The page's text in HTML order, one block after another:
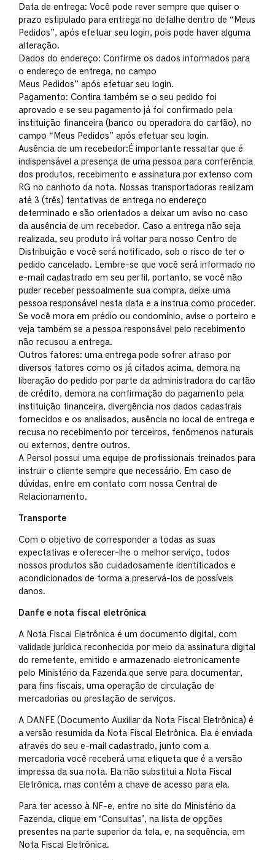
Data de entrega: Você pode rever sempre que quiser o
prazo estipulado para entrega no detalhe dentro de “Meus
Pedidos”, após efetuar seu login, pois pode haver alguma
alteração.
Dados do endereço: Confirme os dados informados para
o endereço de entrega, no campo
Meus Pedidos” após efetuar seu login.
Pagamento: Confira também se o seu pedido foi
aprovado e se seu pagamento já foi confirmado pela
instituição financeira (banco ou operadora do cartão), no
campo “Meus Pedidos” após efetuar seu login.
Ausência de um recebedor:É importante ressaltar que é
indispensável a presença de uma pessoa para conferência
dos produtos, recebimento e assinatura por extenso com
RG no canhoto da nota. Nossas transportadoras realizam
até 3 (três) tentativas de entrega no endereço
determinado e são orientados a deixar um aviso no caso
da ausência de um recebedor. Caso a entrega não seja
realizada, seu produto irá voltar para nosso Centro de
Distribuição e você será notificado, sob o risco de ter o
pedido cancelado. Lembre-se que você será informado no
e-mail cadastrado em seu perfil, portanto, se você não
puder receber pessoalmente sua compra, deixe uma
pessoa responsável nesta data e a instrua como proceder.
Se você mora em prédio ou condomínio, avise o porteiro e
veja também se a pessoa responsável pelo recebimento
não recusou a entrega.
Outros fatores: uma entrega pode sofrer atraso por
diversos fatores como os já citados acima, demora na
liberação do pedido por parte da administradora do cartão
de crédito, demora na confirmação do pagamento pela
instituição financeira, divergência nos dados cadastrais
fornecidos e os analisados, ausência no local de entrega e
recusa no recebimento por terceiros, fenômenos naturais
ou externos, dentre outros.
A Persol possui uma equipe de profissionais treinados para
instruir o cliente sempre que necessário. Em caso de
dúvidas, entre em contato com nossa Central de
Relacionamento.
Transporte
Com o objetivo de corresponder a todas as suas
expectativas e oferecer-lhe o melhor serviço, todos
nossos produtos são cuidadosamente identificados e
acondicionados de forma a preservá-los de possíveis
danos.
Danfe e nota fiscal eletrônica
A Nota Fiscal Eletrônica é um documento digital, com
validade jurídica reconhecida por meio da assinatura digital
do remetente, emitido e armazenado eletronicamente
pelo Ministério da Fazenda que serve para documentar,
para fins fiscais, uma operação de circulação de
mercadorias ou prestação de serviços.
A DANFE (Documento Auxiliar da Nota Fiscal Eletrônica) é
a versão resumida da Nota Fiscal Eletrônica. Ela é enviada
através do seu e-mail cadastrado, junto com a
mercadoria você receberá uma etiqueta que é a versão
impressa da sua nota. Ela não substitui a Nota Fiscal
Eletrônica, mas contém a chave de acesso para ela.
Para ter acesso à NF-e, entre no site do Ministério da
Fazenda, clique em ‘Consultas’, na lista de opções
presentes na parte superior da tela, e, na sequência, em
Nota Fiscal Eletrônica.